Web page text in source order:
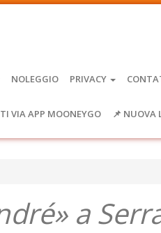
NOLEGGIO PRIVACY
VIA APP MOONEYGO 📌 NUOVA
a